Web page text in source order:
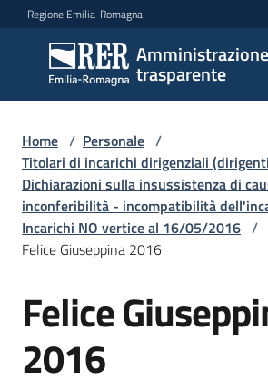
Vai al contenuto
Vai alla navigazione
Vai al footer
Regione Emilia-Romagna
Amministrazione
trasparente
Amministrazione
trasparente
Sottosezioni
Accesso
Home / Personale /
Titolari di incarichi dirigenziali
Dichiarazioni sulla insussistenza di
inconferibilità - incompatibilità
Incarichi NO vertice al 16/05/2016 /
Felice Giuseppina 2016
Felice
2016